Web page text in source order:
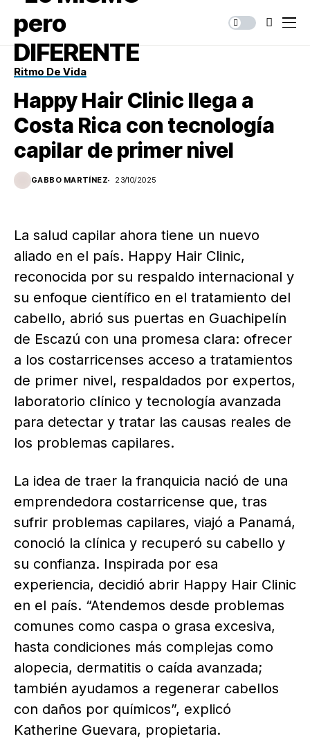
Ritmo De Vida
Happy Hair Clinic llega a
Costa Rica con tecnología
capilar de primer nivel
GABBO MARTÍNEZ 23/10/2025
La salud capilar ahora tiene un nuevo
aliado en el país. Happy Hair Clinic,
reconocida por su respaldo internacional y
su enfoque científico en el tratamiento del
cabello, abrió sus puertas en Guachipelín
de Escazú con una promesa clara: ofrecer
a los costarricenses acceso a tratamientos
de primer nivel, respaldados por expertos,
laboratorio clínico y tecnología avanzada
para detectar y tratar las causas reales de
los problemas capilares.
La idea de traer la franquicia nació de una
emprendedora costarricense que, tras
sufrir problemas capilares, viajó a Panamá,
conoció la clínica y recuperó su cabello y
su confianza. Inspirada por esa
experiencia, decidió abrir Happy Hair Clinic
en el país. “Atendemos desde problemas
comunes como caspa o grasa excesiva,
hasta condiciones más complejas como
alopecia, dermatitis o caída avanzada;
también ayudamos a regenerar cabellos
con daños por químicos”, explicó
Katherine Guevara, propietaria.